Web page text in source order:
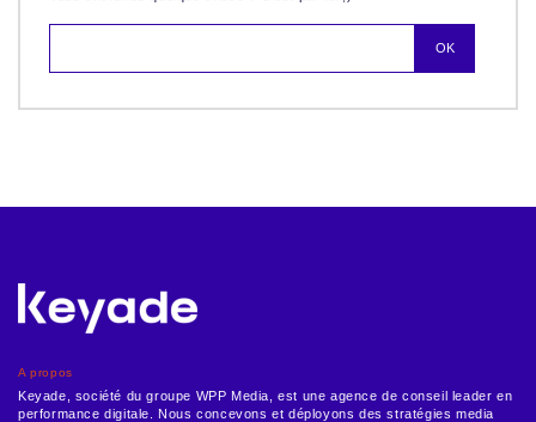
A propos
Keyade, société du groupe WPP Media, est une agence de conseil leader en
performance digitale. Nous concevons et déployons des stratégies media